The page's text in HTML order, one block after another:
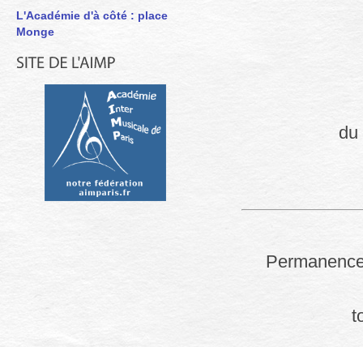
L'Académie d'à côté : place
Monge
du